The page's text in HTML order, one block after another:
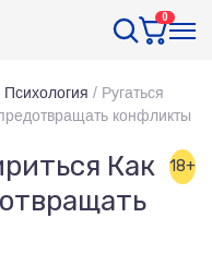
0
Психология / Ругаться
конфликты
Как
18+